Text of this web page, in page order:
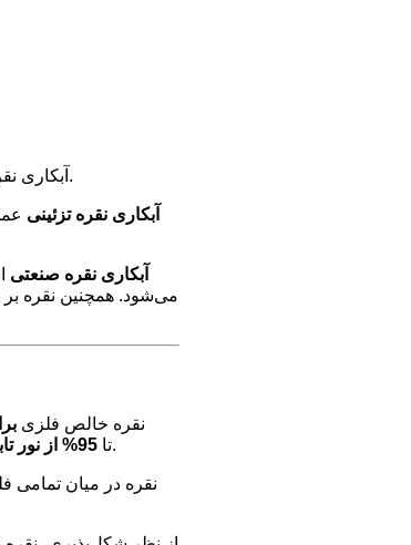
آبکاری تقسیم می‌شود.
آبکاری نقره تزئینی
آبکاری نقره صنعتی
می‌شود. همچنین نقره بر
نقره خالص فلزی
تا 95% از نور تابیده شده به خود را بازتاب نماید . این ویژگی، نقره را به بهترین انتخاب برای کاربردهای نوری و آینه‌های صنعتی تبدیل کرده است.
نقره در میان تمامی